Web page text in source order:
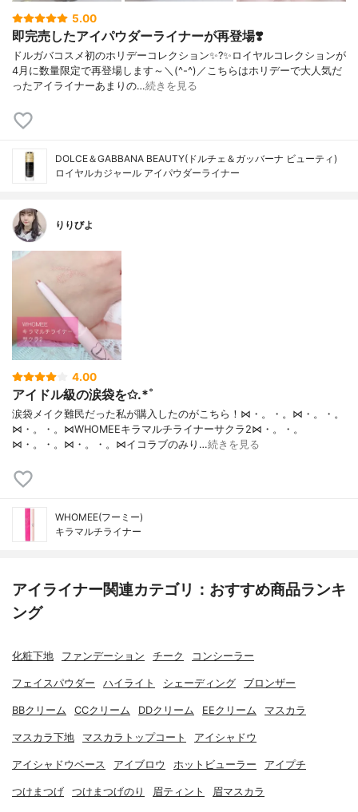
5.00
即完売したアイパウダーライナーが再登場❣️
ドルガバコスメ初のホリデーコレクション✨?✨ロイヤルコレクションが
4月に数量限定で再登場します～＼(^-^)／こちらはホリデーで大人気だ
ったアイライナーあまりの…続きを見る
DOLCE＆GABBANA BEAUTY(ドルチェ＆ガッバーナ ビューティ)
ロイヤルカジャール アイパウダーライナー
りりびよ
4.00
アイドル級の涙袋を✩.*˚
涙袋メイク難民だった私が購入したのがこちら！⋈・。・。⋈・。・。
⋈・。・。⋈WHOMEEキラマルチライナーサクラ2⋈・。・。
⋈・。・。⋈・。・。⋈イコラブのみり…続きを見る
WHOMEE(フーミー)
キラマルチライナー
アイライナー関連カテゴリ：おすすめ商品ランキ
ング
化粧下地 ファンデーション チーク コンシーラー
フェイスパウダー ハイライト シェーディング ブロンザー
BBクリーム CCクリーム DDクリーム EEクリーム マスカラ
マスカラ下地 マスカラトップコート アイシャドウ
アイシャドウベース アイブロウ ホットビューラー アイプチ
つけまつげ つけまつげのり 眉ティント 眉マスカラ